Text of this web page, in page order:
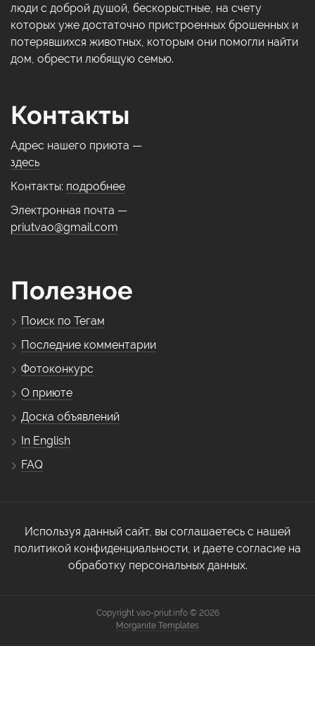
люди с доброй душой, бескорыстные, на счету
которых уже достаточно пристроенных брошенных и
потерявшихся животных, которым они помогли найти
дом, обрести любящую семью.
Контакты
Адрес нашего приюта —
здесь
Контакты: подробнее
Электронная почта —
priutvao@gmail.com
Полезное
Поиск по Тегам
Последние комментарии
Фотоконкурс
О приюте
Доска объявлений
In English
FAQ
Используя данный сайт, вы соглашаетесь с нашей
политикой конфиденциальности, и даете согласие на
обработку персональных данных.
Copyright vao-priut.info © 2026
Morganite Templates